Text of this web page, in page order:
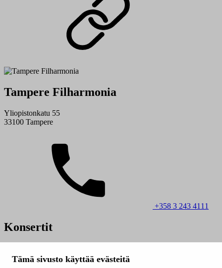
Tämä sivusto käyttää evästeitä
Tampere Filharmonia
Yliopistonkatu 55
33100 Tampere
+358 3 243 4111
Konsertit